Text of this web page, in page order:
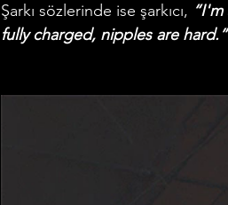
Şarkı sözlerinde ise şarkıcı,
fully charged, nipples are hard.”